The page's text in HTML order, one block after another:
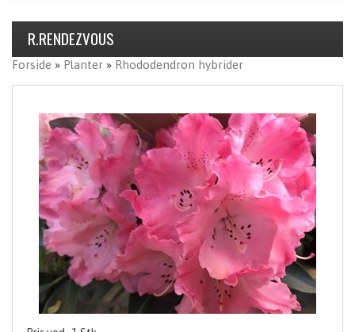
R.RENDEZVOUS
Forside » Planter » Rhododendron hybrider